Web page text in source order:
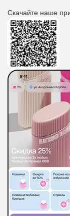
Скачайте наше